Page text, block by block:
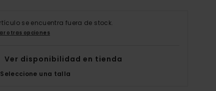
se encuentra fuera de stock.
otras opciones
Ver disponibilidad en tienda
Seleccione una talla